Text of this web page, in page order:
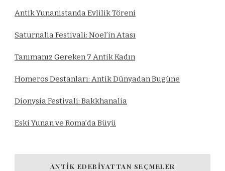
Antik Yunanistanda Evlilik Töreni
Saturnalia Festivali: Noel’in Atası
Tanımanız Gereken 7 Antik Kadın
Homeros Destanları: Antik Dünyadan Bugüne
Dionysia Festivali: Bakkhanalia
Eski Yunan ve Roma’da Büyü
ANTIK EDEBIYATTAN SEÇMELER